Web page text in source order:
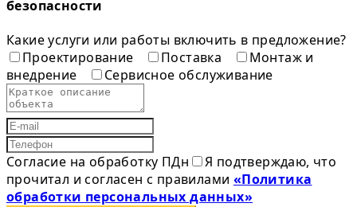
безопасности
Какие услуги или работы включить в предложение?
Проектирование
Поставка
Монтаж и
внедрение
Сервисное обслуживание
Согласие на обработку ПДн
Я подтверждаю, что
прочитал и согласен с правилами «Политика
обработки персональных данных»